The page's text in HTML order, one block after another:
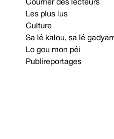
Courrier des lecteurs
Les plus lus
Culture
Sa lé kalou, sa lé
Lo gou mon péi
Publireportages